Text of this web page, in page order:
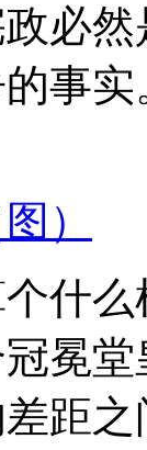
必
事实
）
什
冕
距